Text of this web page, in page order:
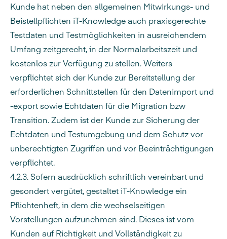
Kunde hat neben den allgemeinen Mitwirkungs- und
Beistellpflichten iT-Knowledge auch praxisgerechte
Testdaten und Testmöglichkeiten in ausreichendem
Umfang zeitgerecht, in der Normalarbeitszeit und
kostenlos zur Verfügung zu stellen. Weiters
verpflichtet sich der Kunde zur Bereitstellung der
erforderlichen Schnittstellen für den Datenimport und
-export sowie Echtdaten für die Migration bzw
Transition. Zudem ist der Kunde zur Sicherung der
Echtdaten und Testumgebung und dem Schutz vor
unberechtigten Zugriffen und vor Beeinträchtigungen
verpflichtet.
4.2.3. Sofern ausdrücklich schriftlich vereinbart und
gesondert vergütet, gestaltet iT-Knowledge ein
Pflichtenheft, in dem die wechselseitigen
Vorstellungen aufzunehmen sind. Dieses ist vom
Kunden auf Richtigkeit und Vollständigkeit zu